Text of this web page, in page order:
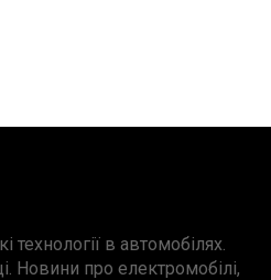
технології в автомобілях.
Новини про електромобілі,